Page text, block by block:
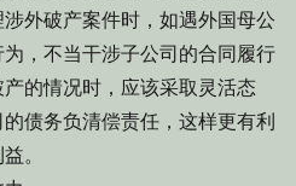
外破产案件时，如遇外国母公
，不当干涉子公司的合同履行
的情况时，应该采取灵活态
债务负清偿责任，这样更有利
。